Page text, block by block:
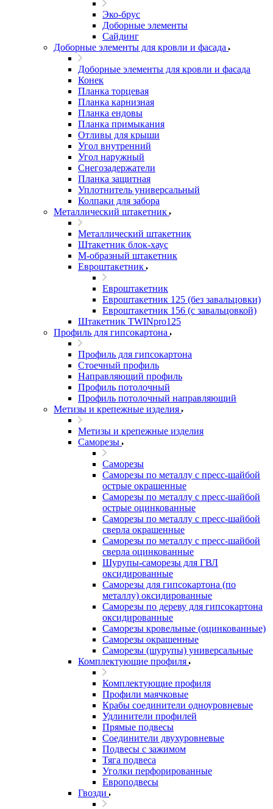
Эко-брус
Доборные элементы
Сайдинг
Доборные элементы для кровли и фасада
Доборные элементы для кровли и фасада
Конек
Планка торцевая
Планка карнизная
Планка ендовы
Планка примыкания
Отливы для крыши
Угол внутренний
Угол наружный
Снегозадержатели
Планка защитная
Уплотнитель универсальный
Колпаки для забора
Металлический штакетник
Металлический штакетник
Штакетник блок-хаус
М-образный штакетник
Евроштакетник
Евроштакетник
Евроштакетник 125 (без завальцовки)
Евроштакетник 156 (с завальцовкой)
Штакетник TWINpro125
Профиль для гипсокартона
Профиль для гипсокартона
Стоечный профиль
Направляющий профиль
Профиль потолочный
Профиль потолочный направляющий
Метизы и крепежные изделия
Метизы и крепежные изделия
Саморезы
Саморезы
Саморезы по металлу с пресс-шайбой
острые окрашенные
Саморезы по металлу с пресс-шайбой
острые оцинкованные
Саморезы по металлу с пресс-шайбой
сверла окрашенные
Саморезы по металлу с пресс-шайбой
сверла оцинкованные
Шурупы-саморезы для ГВЛ
оксидированные
Саморезы для гипсокартона (по
металлу) оксидированные
Саморезы по дереву для гипсокартона
оксидированные
Саморезы кровельные (оцинкованные)
Саморезы окрашенные
Саморезы (шурупы) универсальные
Комплектующие профиля
Комплектующие профиля
Профили маячковые
Крабы соединители одноуровневые
Удлинители профилей
Прямые подвесы
Соединители двухуровневые
Подвесы с зажимом
Тяга подвеса
Уголки перфорированные
Европодвесы
Гвозди